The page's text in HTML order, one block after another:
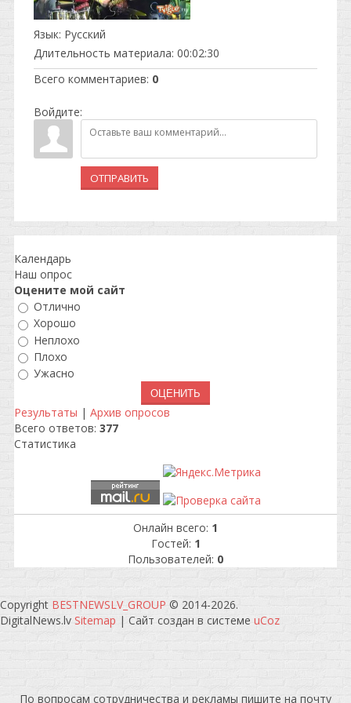
Язык: Русский
Длительность материала: 00:02:30
Всего комментариев: 0
Войдите:
ОТПРАВИТЬ
Календарь
Наш опрос
Оцените мой сайт
Отлично
Хорошо
Неплохо
Плохо
Ужасно
Результаты | Архив опросов
Всего ответов: 377
Статистика
Онлайн всего: 1
Гостей: 1
Пользователей: 0
Copyright BESTNEWSLV_GROUP © 2014-2026.
DigitalNews.lv Sitemap | Сайт создан в системе uCoz
По вопросам сотрудничества и рекламы пишите на почту